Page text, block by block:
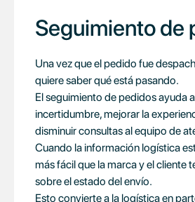
Seguimiento de
Una vez que el pedido fue
quiere saber qué está pasando.
El seguimiento de pedidos ayuda
incertidumbre, mejorar la
disminuir consultas al equipo de
Cuando la información logística
más fácil que la marca y el cliente
sobre el estado del envío.
Esto convierte a la logística en